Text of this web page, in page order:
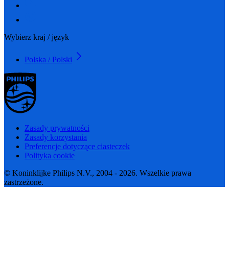
Wybierz kraj / język
Polska / Polski
Zasady prywatności
Zasady korzystania
Preferencje dotyczące ciasteczek
Polityka cookie
© Koninklijke Philips N.V., 2004 - 2026. Wszelkie prawa
zastrzeżone.